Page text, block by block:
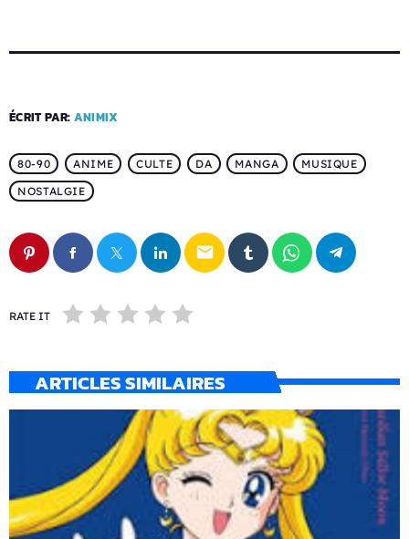
ÉCRIT PAR: ANIMIX
80-90 ANIME CULTE DA MANGA
MUSIQUE
NOSTALGIE
email
RATE IT
ARTICLES SIMILAIRES